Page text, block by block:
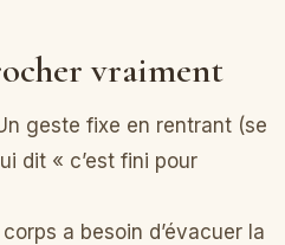
vraiment
geste fixe en rentrant (se
dit « c’est fini pour
corps a besoin d’évacuer la